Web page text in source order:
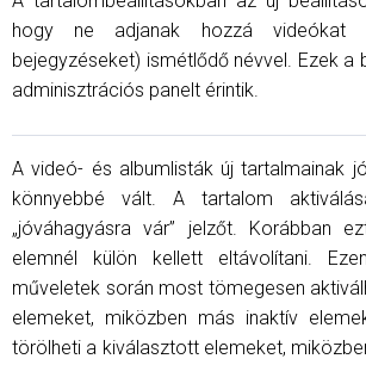
hogy ne adjanak hozzá videókat
bejegyzéseket) ismétlődő névvel. Ezek a
adminisztrációs panelt érintik.
A videó- ​​és albumlisták új tartalmainak
könnyebbé vált. A tartalom
„jóváhagyásra vár” jelzőt. Korábban
elemnél külön kellett eltávolítani.
műveletek során most tömegesen
elemeket, miközben más inaktív
törölheti a kiválasztott elemeket,